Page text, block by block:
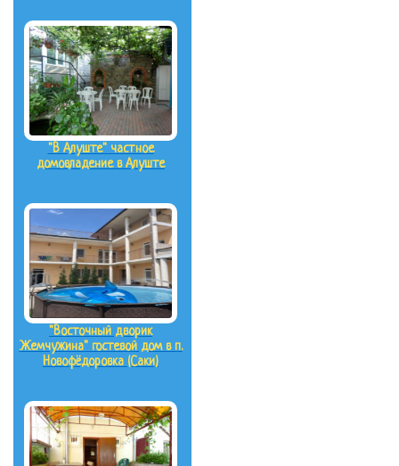
"В Алуште" частное
домовладение в Алуште
"Восточный дворик
Жемчужина" гостевой дом в п.
Новофёдоровка (Саки)